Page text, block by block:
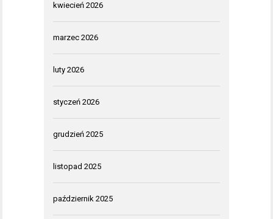
kwiecień 2026
marzec 2026
luty 2026
styczeń 2026
grudzień 2025
listopad 2025
październik 2025